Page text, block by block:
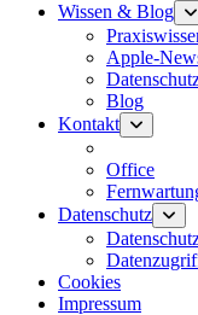
Wissen & Blog
Apple-
Blog
Kontakt Menü
öffnen
Office
Datenschutz Menü
Cookies
Impressum